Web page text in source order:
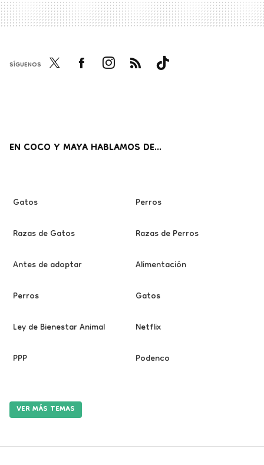
SÍGUENOS
EN COCO Y MAYA HABLAMOS DE...
Gatos
Perros
Razas de Gatos
Razas de Perros
Antes de adoptar
Alimentación
Perros
Gatos
Ley de Bienestar Animal
Netflix
PPP
Podenco
VER MÁS TEMAS